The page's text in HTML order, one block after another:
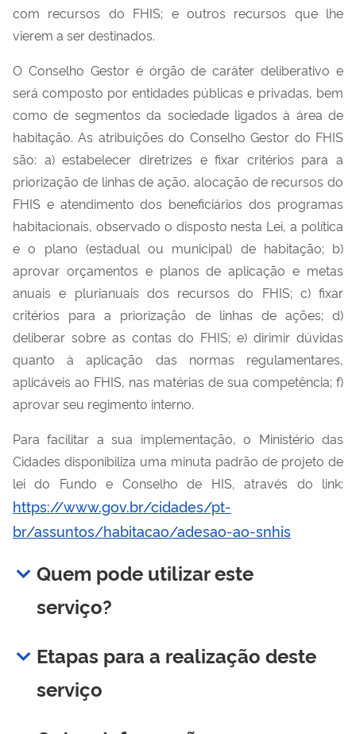
com recursos do FHIS; e outros recursos que lhe
vierem a ser destinados.
O Conselho Gestor é órgão de caráter deliberativo e
será composto por entidades públicas e privadas, bem
como de segmentos da sociedade ligados à área de
habitação. As atribuições do Conselho Gestor do FHIS
são: a) estabelecer diretrizes e fixar critérios para a
priorização de linhas de ação, alocação de recursos do
FHIS e atendimento dos beneficiários dos programas
habitacionais, observado o disposto nesta Lei, a política
e o plano (estadual ou municipal) de habitação; b)
aprovar orçamentos e planos de aplicação e metas
anuais e plurianuais dos recursos do FHIS; c) fixar
critérios para a priorização de linhas de ações; d)
deliberar sobre as contas do FHIS; e) dirimir dúvidas
quanto à aplicação das normas regulamentares,
aplicáveis ao FHIS, nas matérias de sua competência; f)
aprovar seu regimento interno.
Para facilitar a sua implementação, o Ministério das
Cidades disponibiliza uma minuta padrão de projeto de
lei do Fundo e Conselho de HIS, através do link:
https://www.gov.br/cidades/pt-
br/assuntos/habitacao/adesao-ao-snhis
Quem pode utilizar este
serviço?
Etapas para a realização deste
serviço